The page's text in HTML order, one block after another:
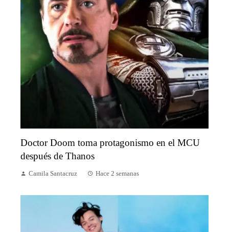
Doctor Doom toma protagonismo en el MCU
después de Thanos
Camila Santacruz Hace 2 semanas